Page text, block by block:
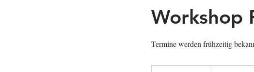
Workshop
Termine werden frühzeitig